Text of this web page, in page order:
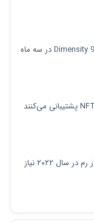
وان‌پلاس ۱۰R با تراشه‌ی Dimensity 9000 در سه ماه
گوشی‌های اندرویدی چه مقدار رم در سال ۲۰۲۲ نیاز